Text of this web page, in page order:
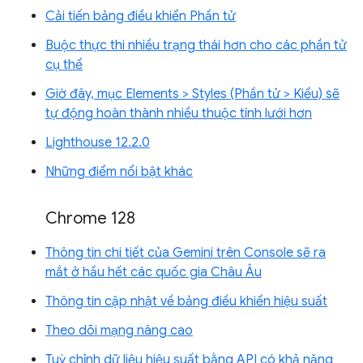
Cải tiến bảng điều khiển Phần tử
Buộc thực thi nhiều trạng thái hơn cho các phần tử
cụ thể
Giờ đây, mục Elements > Styles (Phần tử > Kiểu) sẽ
tự động hoàn thành nhiều thuộc tính lưới hơn
Lighthouse 12.2.0
Những điểm nổi bật khác
Chrome 128
Thông tin chi tiết của Gemini trên Console sẽ ra
mắt ở hầu hết các quốc gia Châu Âu
Thông tin cập nhật về bảng điều khiển hiệu suất
Theo dõi mạng nâng cao
Tuỳ chỉnh dữ liệu hiệu suất bằng API có khả năng